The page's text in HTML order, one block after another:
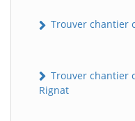
Trouver chantier
Trouver chantier
Rignat